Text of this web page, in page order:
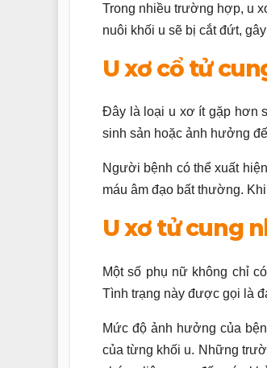
Trong nhiều trường hợp, u
nuôi khối u sẽ bị cắt đứt,
U xơ cổ tử
Đây là loại u xơ ít gặp hơn
sinh sản hoặc ảnh hưởng
Người bệnh có thể xuất
máu âm đạo bất thường.
U xơ tử cung
Một số phụ nữ không chỉ
Tình trạng này được gọi là
Mức độ ảnh hưởng của
của từng khối u. Những